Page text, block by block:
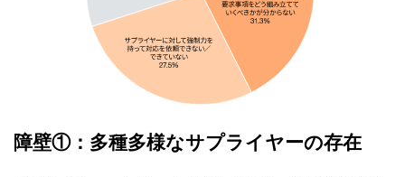
障壁①：多種多様なサプライヤーの存在